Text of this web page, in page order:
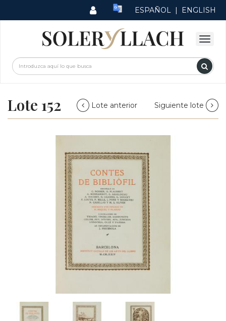
ESPAÑOL | ENGLISH
Lote 152 Lote anterior Siguiente lote